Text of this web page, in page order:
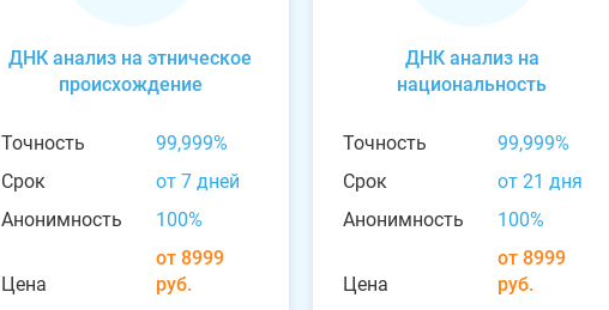
ДНК анализ на этническое
происхождение
Точность
99,999%
Срок
от 7 дней
Анонимность
100%
Цена
от 8999
руб.
ДНК анализ на
национальность
Точность
99,999%
Срок
от 21 дня
Анонимность
100%
Цена
от 8999
руб.